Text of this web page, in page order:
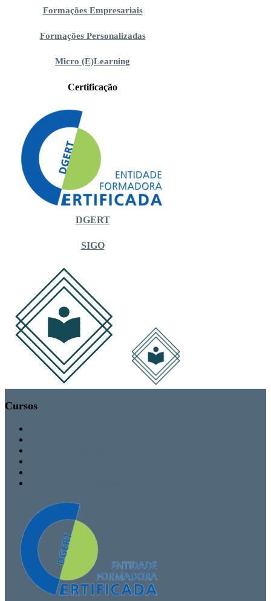
Formações Empresariais
Formações Personalizadas
Micro (E)Learning
Certificação
DGERT
SIGO
Cursos